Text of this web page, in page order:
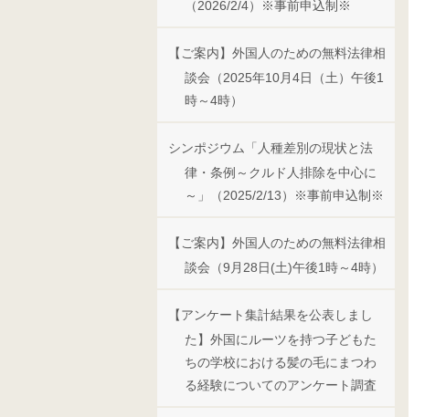
（2026/2/4）※事前申込制※
【ご案内】外国人のための無料法律相
談会（2025年10月4日（土）午後1
時～4時）
シンポジウム「人種差別の現状と法
律・条例～クルド人排除を中心に
～」（2025/2/13）※事前申込制※
【ご案内】外国人のための無料法律相
談会（9月28日(土)午後1時～4時）
【アンケート集計結果を公表しまし
た】外国にルーツを持つ子どもた
ちの学校における髪の毛にまつわ
る経験についてのアンケート調査